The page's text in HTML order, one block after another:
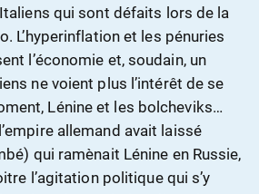
qui sont défaits lors de la
L’hyperinflation et les pénuries
l’économie et, soudain, un
ne voient plus l’intérêt de se
Lénine et les bolcheviks…
allemand avait laissé
qui ramènait Lénine en Russie,
l’agitation politique qui s’y